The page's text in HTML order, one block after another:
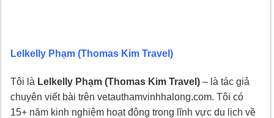
Lelkelly Phạm (Thomas Kim Travel)
Tôi là Lelkelly Phạm (Thomas Kim Travel) – là tác giả
chuyên viết bài trên vetauthamvinhhalong.com. Tôi có
15+ năm kinh nghiệm hoạt động trong lĩnh vực du lịch về